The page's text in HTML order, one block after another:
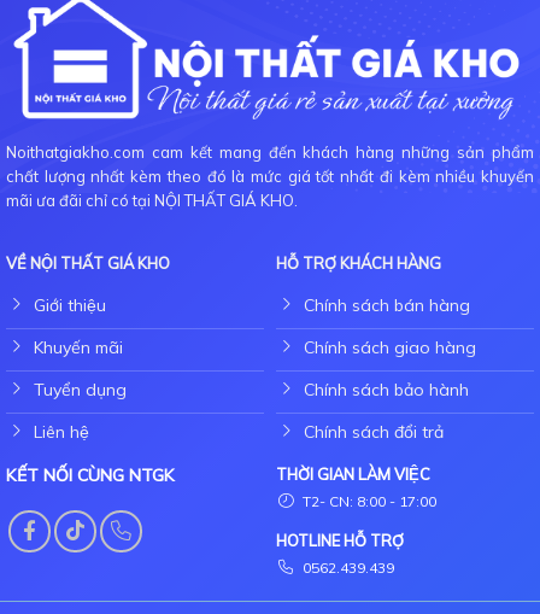
Noithatgiakho.com cam kết mang đến khách hàng những sản phẩm
chất lượng nhất kèm theo đó là mức giá tốt nhất đi kèm nhiều khuyến
mãi ưa đãi chỉ có tại NỘI THẤT GIÁ KHO.
VỀ NỘI THẤT GIÁ KHO
Giới thiệu
Khuyến mãi
Tuyển dụng
Liên hệ
HỖ TRỢ KHÁCH HÀNG
Chính sách bán hàng
Chính sách giao hàng
Chính sách bảo hành
Chính sách đổi trả
KẾT NỐI CÙNG NTGK
THỜI GIAN LÀM VIỆC
T2- CN: 8:00 - 17:00
HOTLINE HỖ TRỢ
0562.439.439